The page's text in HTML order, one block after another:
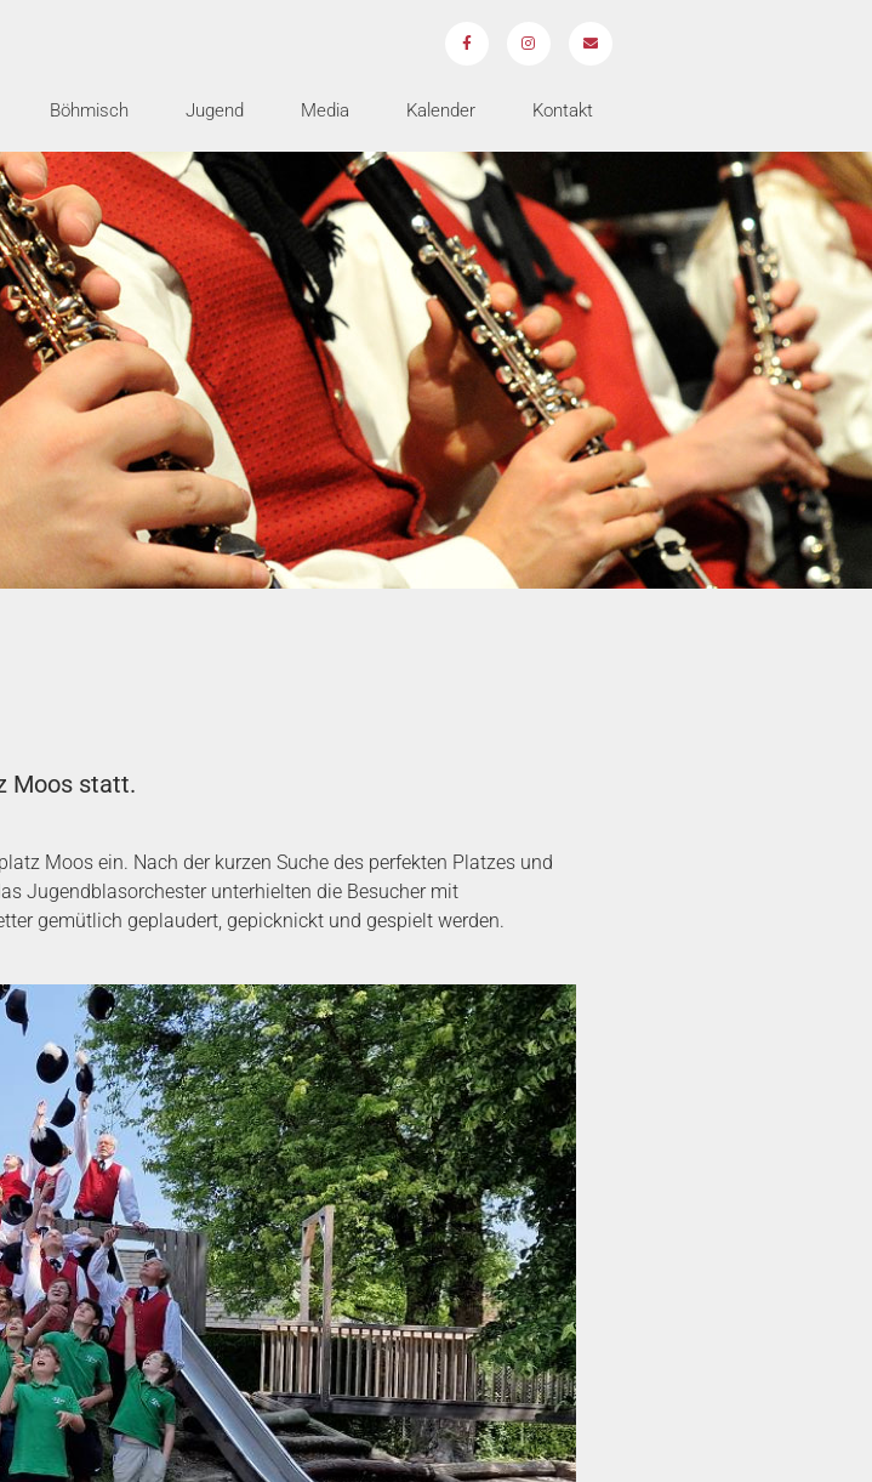
Böhmisch Jugend Media Kalender Kontakt
Moos statt.
Moos ein. Nach der kurzen Suche des perfekten Platzes und
Jugendblasorchester unterhielten die Besucher mit
gemütlich geplaudert, gepicknickt und gespielt werden.